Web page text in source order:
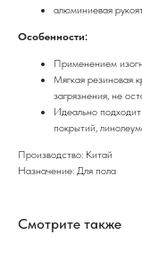
алюминиевая
Особенности:
Применением
Мягкая резиновая
загрязнения, не
Идеально
покрытий,
Производство: Китай
Назначение: Для пола
Смотрите также